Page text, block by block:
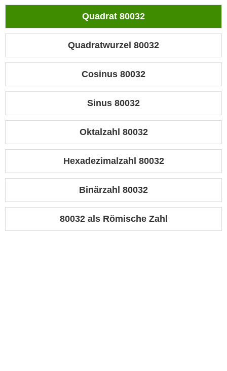
Quadrat 80032
Quadratwurzel 80032
Cosinus 80032
Sinus 80032
Oktalzahl 80032
Hexadezimalzahl 80032
Binärzahl 80032
80032 als Römische Zahl